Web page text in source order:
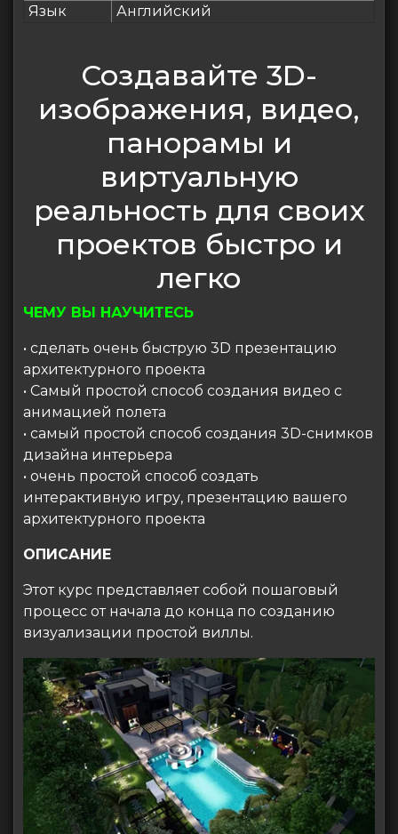
Язык
Английский
Создавайте 3D-
изображения, видео,
панорамы и
виртуальную
реальность для своих
проектов быстро и
легко
ЧЕМУ ВЫ НАУЧИТЕСЬ
• сделать очень быструю 3D презентацию
архитектурного проекта
• Самый простой способ создания видео с
анимацией полета
• самый простой способ создания 3D-снимков
дизайна интерьера
• очень простой способ создать
интерактивную игру, презентацию вашего
архитектурного проекта
ОПИСАНИЕ
Этот курс представляет собой пошаговый
процесс от начала до конца по созданию
визуализации простой виллы.